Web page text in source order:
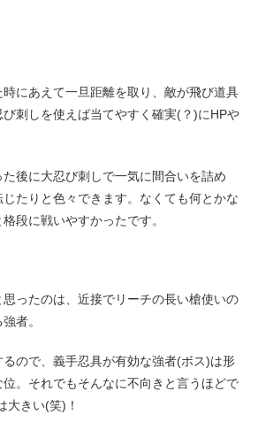
にあえて一旦距離を取り、敵が飛び道具
刺しを使えば当てやすく確実(？)にHPや
後に大忍び刺しで一気に間合いを詰め
たりと色々できます。なくても何とかな
段に戦いやすかったです。
ったのは、近接でリーチの長い槍使いの
者。
ので、義手忍具が有効な強者(ボス)は形
。それでもそんなに不向きと言うほどで
大きい(笑)！